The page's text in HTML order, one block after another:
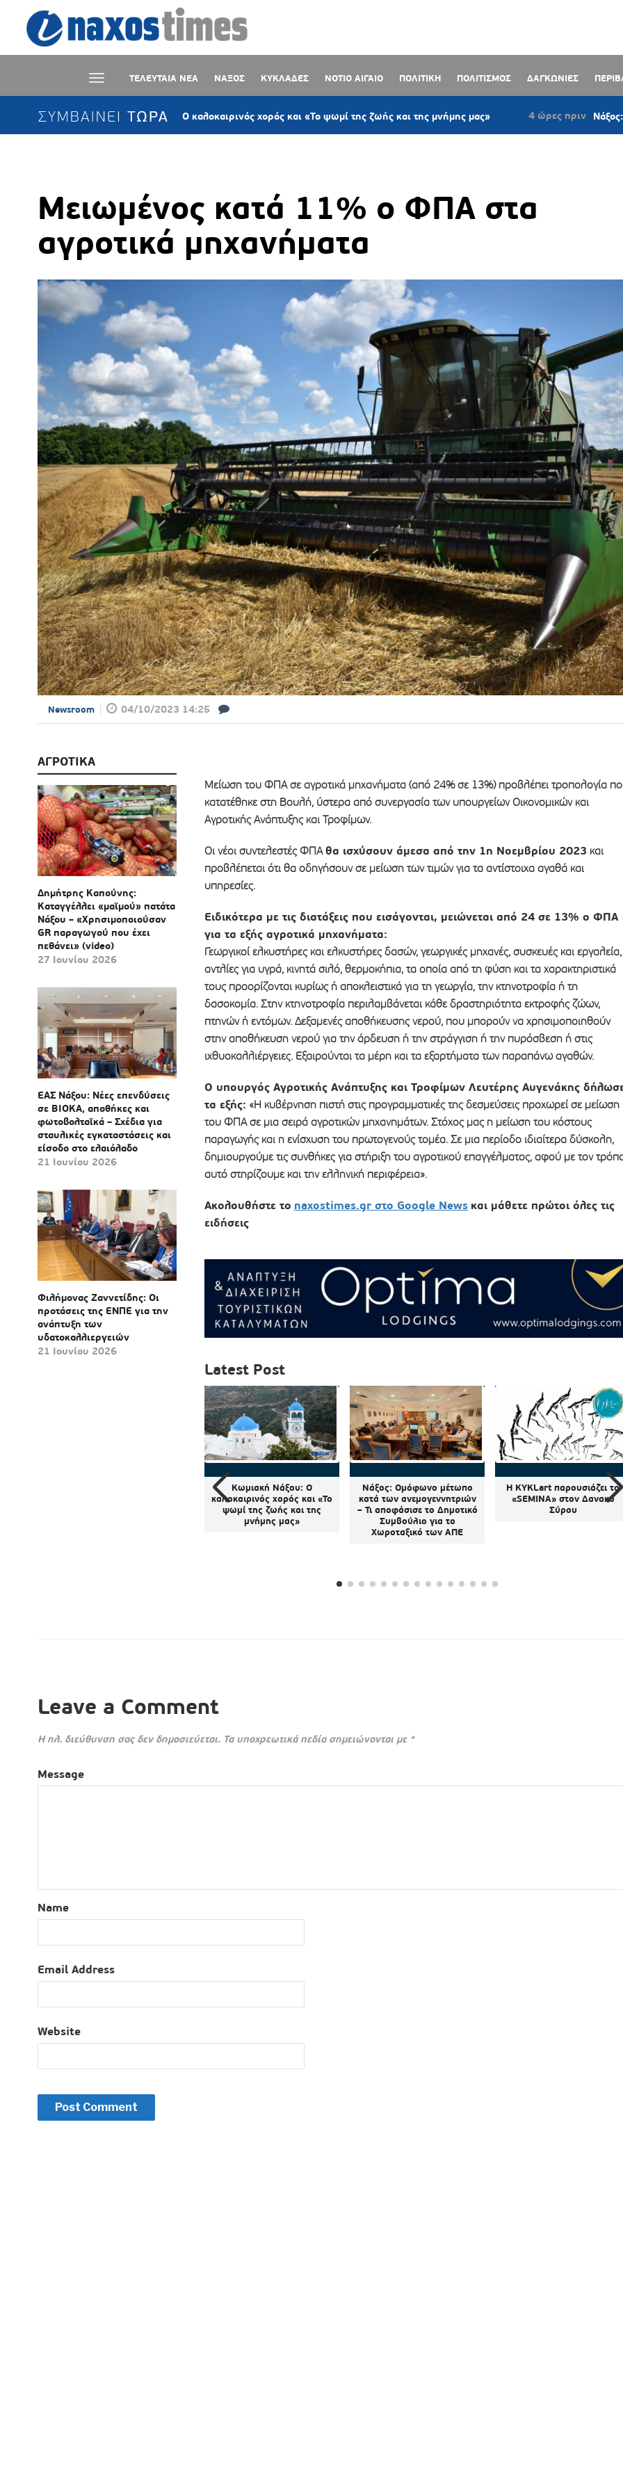
ΤΕΛΕΥΤΑΙΑ ΝΕΑ ΝΑΞΟΣ ΚΥΚΛΑΔΕΣ ΝΟΤΙΟ ΑΙΓΑΙΟ ΠΟΛΙΤΙΚΗ ΠΟΛΙΤΙΣΜΟΣ ΔΑΓΚΩΝΙΕΣ
ΣΥΜΒΑΙΝΕΙ ΤΩΡΑ
Κωμιακή Νάξου: Ο καλοκαιρινός χορός και «Το ψωμί της ζωής και της μνήμης μας» 4 ώρες πριν Νάξος: Ομόφωνο
Mειωμένος κατά 11% ο ΦΠΑ στα
αγροτικά μηχανήματα
Newsroom 04/10/2023 14:25
ΑΓΡΟΤΙΚΑ
Δημήτρης Καπούνης:
Καταγγέλλει «μαϊμού» πατάτα
Νάξου – «Χρησιμοποιούσαν
GR παραγωγού που έχει
πεθάνει» (video)
27 Ιουνίου 2026
ΕΑΣ Νάξου: Νέες επενδύσεις
σε ΒΙΟΚΑ, αποθήκες και
φωτοβολταϊκά – Σχέδια για
σταυλικές εγκαταστάσεις και
είσοδο στο ελαιόλαδο
21 Ιουνίου 2026
Φιλήμονας Ζαννετίδης: Οι
προτάσεις της ΕΝΠΕ για την
ανάπτυξη των
υδατοκαλλιεργειών
21 Ιουνίου 2026
Μείωση του ΦΠΑ σε αγροτικά μηχανήματα (από 24% σε 13%) προβλέπει τροπολογία
κατατέθηκε στη Βουλή, ύστερα από συνεργασία των υπουργείων Οικονομικών και
Αγροτικής Ανάπτυξης και Τροφίμων.
Οι νέοι συντελεστές ΦΠΑθα ισχύσουν άμεσα από την 1η Νοεμβρίου 2023 και
προβλέπεται ότι θα οδηγήσουν σε μείωση των τιμών για τα αντίστοιχα αγαθά και
υπηρεσίες.
Ειδικότερα με τις διατάξεις που εισάγονται, μειώνεται από 24 σε 13% ο ΦΠΑ
για τα εξής αγροτικά μηχανήματα:
Γεωργικοί ελκυστήρες και ελκυστήρες δασών, γεωργικές μηχανές, συσκευές και εργαλεία,
αντλίες για υγρά, κινητά σιλό, θερμοκήπια, τα οποία από τη φύση και τα χαρακτηριστικά
τους προορίζονται κυρίως ή αποκλειστικά για τη γεωργία, την κτηνοτροφία ή τη
δασοκομία. Στην κτηνοτροφία περιλαμβάνεται κάθε δραστηριότητα εκτροφής ζώων,
πτηνών ή εντόμων. Δεξαμενές αποθήκευσης νερού, που μπορούν να χρησιμοποιηθούν
στην αποθήκευση νερού για την άρδευση ή την στράγγιση ή την πυρόσβεση ή στις
ιχθυοκαλλιέργειες. Εξαιρούνται τα μέρη και τα εξαρτήματα των παραπάνω αγαθών.
Ο υπουργός Αγροτικής Ανάπτυξης και Τροφίμων Λευτέρης Αυγενάκης
τα εξής: «Η κυβέρνηση πιστή στις προγραμματικές της δεσμεύσεις προχωρεί σε μείωση
του ΦΠΑ σε μια σειρά αγροτικών μηχανημάτων. Στόχος μας η μείωση του κόστους
παραγωγής και η ενίσχυση του πρωτογενούς τομέα. Σε μια περίοδο ιδιαίτερα δύσκολη,
δημιουργούμε τις συνθήκες για στήριξη του αγροτικού επαγγέλματος, αφού με τον
αυτό στηρίζουμε και την ελληνική περιφέρεια».
Ακολουθήστε το naxostimes.gr στο Google News και μάθετε πρώτοι όλες τις
ειδήσεις
Latest Post
Κωμιακή Νάξου: Ο
καλοκαιρινός χορός και «Το
ψωμί της ζωής και της
μνήμης μας»
Νάξος: Ομόφωνο μέτωπο
κατά των ανεμογεννητριών
– Τι αποφάσισε το Δημοτικό
Συμβούλιο για το
Χωροταξικό των ΑΠΕ
Η KYKLart παρουσιάζει το
«SEMINA» στον Δανακό
Σύρου
Leave a Comment
Η ηλ. διεύθυνση σας δεν δημοσιεύεται. Τα υποχρεωτικά πεδία σημειώνονται με *
Message
Name
Email Address
Website